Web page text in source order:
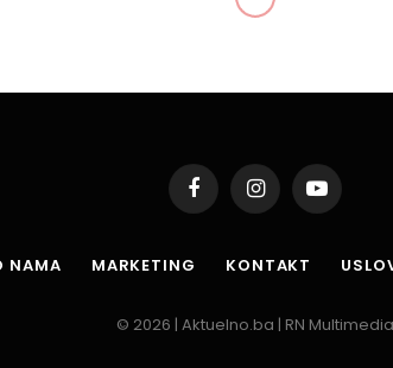
FacebookInstagramYouTube
NAMA MARKETING KONTAKT
© 2026 | Aktuelno.ba | RN Multimedia